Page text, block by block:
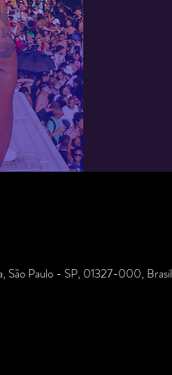
São Paulo - SP, 01327-000, Brasil